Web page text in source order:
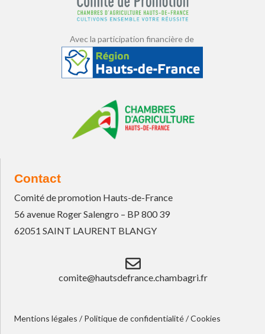
Avec la participation financière de
Contact
Comité de promotion Hauts-de-France
56 avenue Roger Salengro – BP 800 39
62051 SAINT LAURENT BLANGY
comite@hautsdefrance.chambagri.fr
Mentions légales / Politique de confidentialité/Cookies